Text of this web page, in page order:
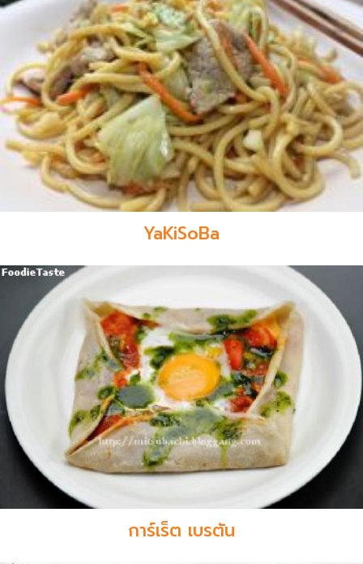
YaKiSoBa
การ์เร็ต เบรตัน